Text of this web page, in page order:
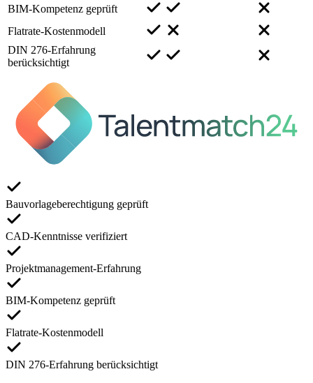
BIM-Kompetenz geprüft
Flatrate-Kostenmodell
DIN 276-Erfahrung
berücksichtigt
Bauvorlageberechtigung geprüft
CAD-Kenntnisse verifiziert
Projektmanagement-Erfahrung
BIM-Kompetenz geprüft
Flatrate-Kostenmodell
DIN 276-Erfahrung berücksichtigt